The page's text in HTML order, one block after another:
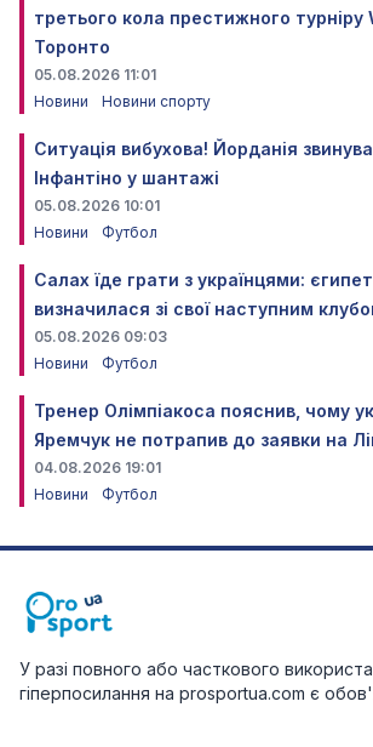
третього кола престижного турніру
Торонто
05.08.2026 11:01
Новини
Новини спорту
Ситуація вибухова! Йорданія
Інфантіно у шантажі
05.08.2026 10:01
Новини
Футбол
Салах їде грати з українцями:
визначилася зі свої наступним
05.08.2026 09:03
Новини
Футбол
Тренер Олімпіакоса пояснив, чому
Яремчук не потрапив до заявки на
04.08.2026 19:01
Новини
Футбол
У разі повного або часткового
гіперпосилання на prosportua.com є